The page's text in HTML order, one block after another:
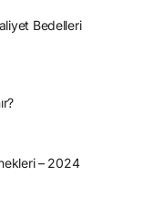
Bedelleri
– 2024